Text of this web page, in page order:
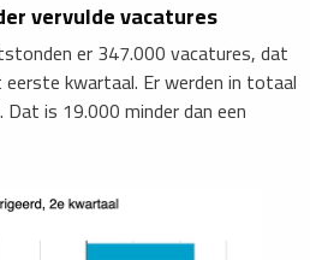
vervulde vacatures
er 347.000 vacatures, dat
kwartaal. Er werden in totaal
is 19.000 minder dan een